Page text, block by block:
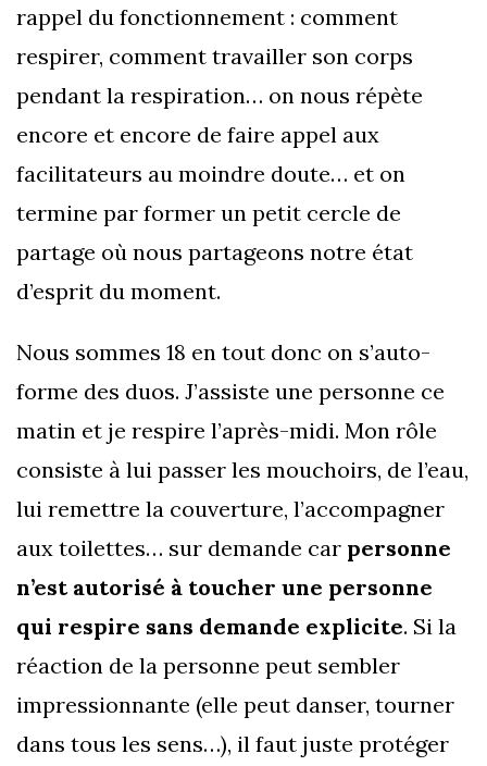
rappel du fonctionnement : comment
respirer, comment travailler son corps
pendant la respiration… on nous répète
encore et encore de faire appel aux
facilitateurs au moindre doute… et on
termine par former un petit cercle de
partage où nous partageons notre état
d’esprit du moment.
Nous sommes 18 en tout donc on s’auto-
forme des duos. J’assiste une personne ce
matin et je respire l’après-midi. Mon rôle
consiste à lui passer les mouchoirs, de l’eau,
lui remettre la couverture, l’accompagner
aux toilettes… sur demande car personne
n’est autorisé à toucher une personne
qui respire sans demande explicite. Si la
réaction de la personne peut sembler
impressionnante (elle peut danser, tourner
dans tous les sens…), il faut juste protéger